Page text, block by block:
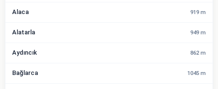
Alaca 919 m
Alatarla 949 m
Aydıncık 862 m
Bağlarca 1045 m